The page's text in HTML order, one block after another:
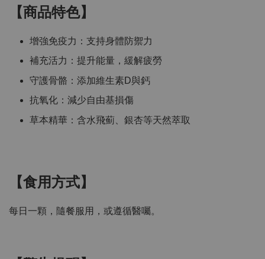
【商品特色】
增強免疫力：支持身體防禦力
補充活力：提升能量，緩解疲勞
守護骨骼：添加維生素D與鈣
抗氧化：減少自由基損傷
草本精華：含水飛薊、銀杏等天然萃取
【食用方式】
每日一顆，隨餐服用，或遵循醫囑。